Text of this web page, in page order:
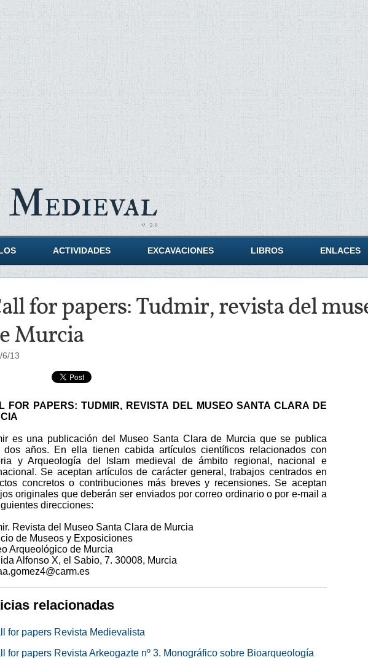
Medieval
ACTIVIDADES EXCAVACIONES LIBROS ENLACES
for papers: Tudmir, revista del
Murcia
6/13
FOR PAPERS: TUDMIR, REVISTA DEL MUSEO SANTA CLARA DE
es una publicación del Museo Santa Clara de Murcia que se publica
dos años. En ella tienen cabida artículos científicos relacionados con
y Arqueología del Islam medieval de ámbito regional, nacional e
Se aceptan artículos de carácter general, trabajos centrados en
concretos o contribuciones más breves y recensiones. Se aceptan
originales que deberán ser enviados por correo ordinario o por e-mail a
direcciones:
Revista del Museo Santa Clara de Murcia
de Museos y Exposiciones
Arqueológico de Murcia
Alfonso X, el Sabio, 7. 30008, Murcia
relacionadas
for papers Revista Medievalista
for papers Revista Arkeogazte nº 3. Monográfico sobre Bioarqueología